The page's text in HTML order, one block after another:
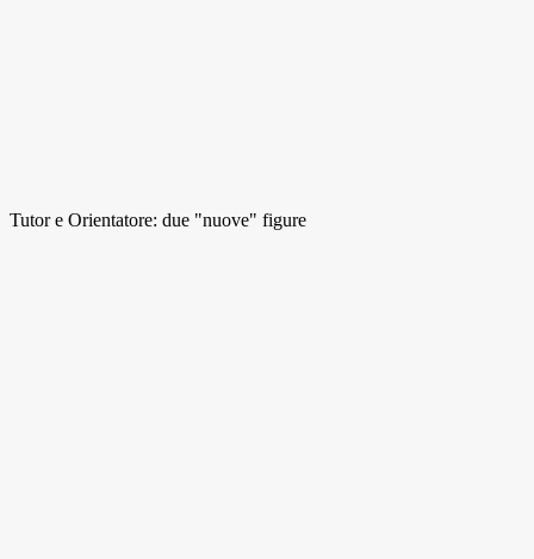
Tutor e Orientatore: due "nuove" figure